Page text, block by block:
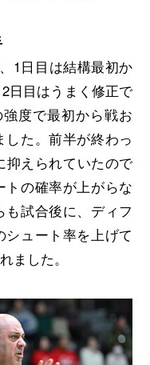
1日目は結構最初か
日目はうまく修正で
度で最初から戦お
した。前半が終わっ
抑えられていたので
の確率が上がらな
試合後に、ディフ
シュート率を上げて
ました。